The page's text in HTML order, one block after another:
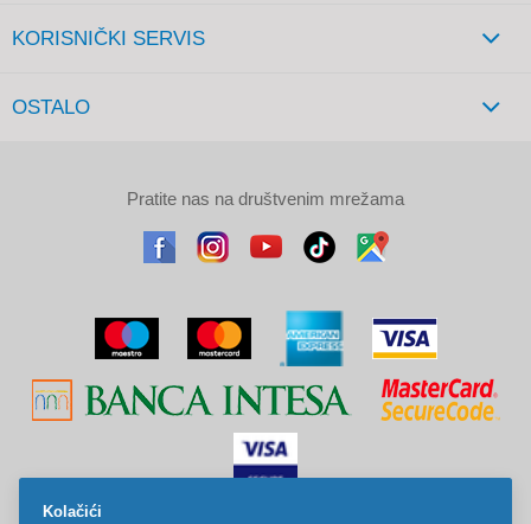
KORISNIČKI SERVIS
OSTALO
Kolačići
Pratite nas na društvenim mrežama